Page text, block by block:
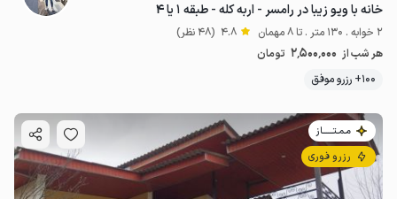
خانه با ویو زیبا در رامسر - اربه کله - طبقه ۱ یا ۴
2 خوابه . 130 متر . تا 8 مهمان 4.8 (48 نظر)
هر شب از 2٬500٬000 تومان
100+ رزرو موفق
مـمـتــــــاز
رزرو فوری